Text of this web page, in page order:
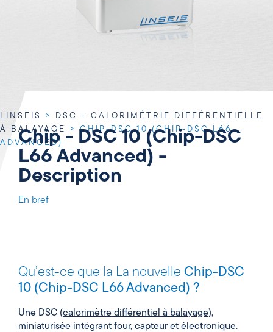
LINSEIS >
DSC – CALORIMÉTRIE DIFFÉRENTIELLE
À BALAYAGE
>CHIP-DSC 10 (CHIP-DSC L66
ADVANCED)
Chip - DSC 10 (Chip-DSC
L66 Advanced) -
Description
En bref
Qu’est-ce que la La nouvelle Chip-DSC
10 (Chip-DSC L66 Advanced) ?
Une DSC (calorimètre différentiel à balayage),
miniaturisée intégrant four, capteur et électronique.